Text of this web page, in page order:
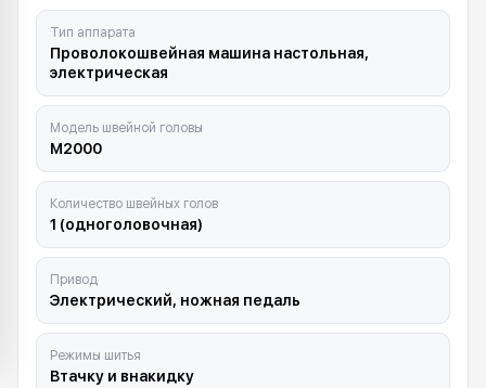
Тип аппарата
Проволокошвейная машина настольная,
электрическая
Модель швейной головы
M2000
Количество швейных голов
1 (одноголовочная)
Привод
Электрический, ножная педаль
Режимы шитья
Втачку и внакидку